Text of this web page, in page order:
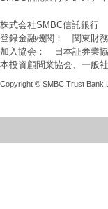
株式会社SMBC信託銀行
登録金融機関： 関東財
加入協会： 日本証券業
本投資顧問業協会、一般
Copyright © SMBC Trust Bank